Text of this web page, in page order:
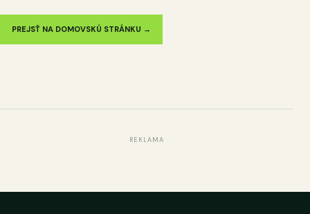
PREJSŤ NA DOMOVSKÚ STRÁNKU →
REKLAMA